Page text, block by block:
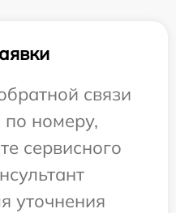
связи
номеру,
сервисного
уточнения